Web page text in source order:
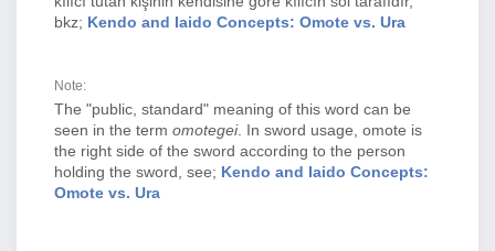
bkz; Kendo and Iaido Concepts: Omote vs. Ura
Note:
The "public, standard" meaning of this word can be
seen in the term omotegei. In sword usage, omote is
the right side of the sword according to the person
holding the sword, see; Kendo and Iaido Concepts:
Omote vs. Ura